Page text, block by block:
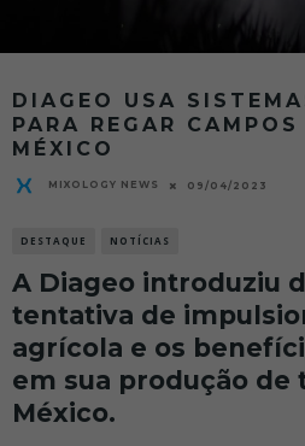
DIAGEO USA
PARA REGAR
MÉXICO
MIXOLOGY NEWS 09/04/2023
DESTAQUE NOTÍCIAS
A Diageo introduziu
tentativa de
agrícola e os
em sua produção de
México.